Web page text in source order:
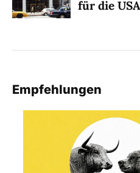
für die
Empfehlungen